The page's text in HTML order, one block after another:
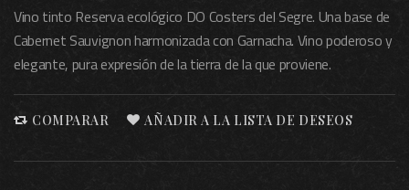
Vino tinto Reserva ecológico DO Costers del Segre. Una base de
Cabernet Sauvignon harmonizada con Garnacha. Vino poderoso y
elegante, pura expresión de la tierra de la que proviene.
COMPARAR AÑADIR A LA LISTA DE DESEOS